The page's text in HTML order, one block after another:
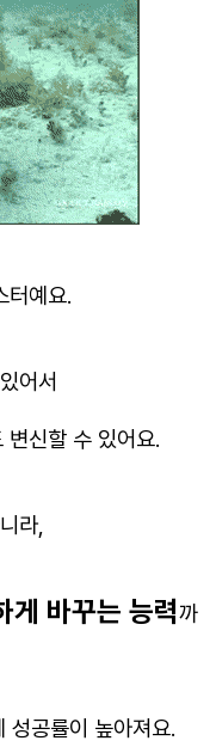
터예요.
어서
변신할 수 있어요.
라,
게 바꾸는 능력까
성공률이 높아져요.